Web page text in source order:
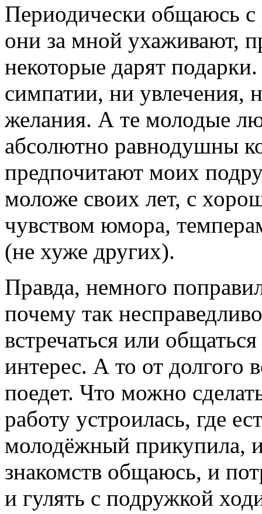
Периодически общаюсь
они за мной ухаживают,
некоторые дарят
симпатии, ни увлечения,
желания. А те молодые
абсолютно равнодушны
предпочитают моих
моложе своих лет, с
чувством юмора,
(не хуже других).
Правда, немного
почему так
встречаться или
интерес. А то от долгого
поедет. Что можно
работу устроилась, где
молодёжный прикупила, и
знакомств общаюсь, и
и гулять с подружкой